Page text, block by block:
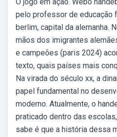
pelo professor de educação
berlim, capital da alemanha.
mãos dos imigrantes
e campeões (paris 2024)
texto, quais países mais
Na virada do século xx, a
papel fundamental no
moderno. Atualmente, o
praticado dentro das
sabe é que a história dessa